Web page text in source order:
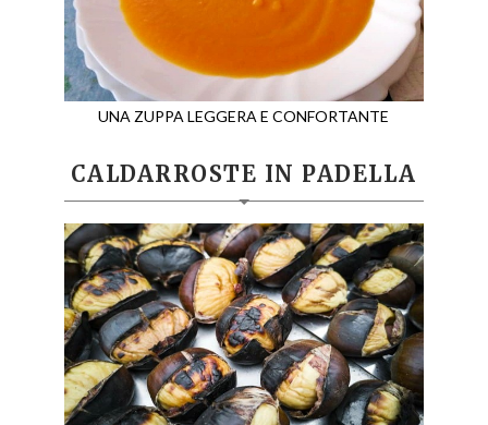
UNA ZUPPA LEGGERA E CONFORTANTE
CALDARROSTE IN PADELLA